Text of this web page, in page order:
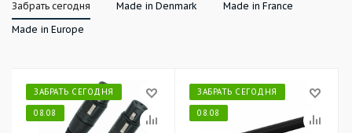
Забрать сегодня Made in Denmark
Made in France
Made in Europe
ЗАБРАТЬ СЕГОДНЯ
08.08
ЗАБРАТЬ СЕГОДНЯ
08.08